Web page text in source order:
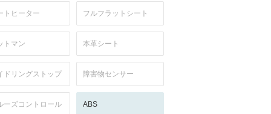
トヒーター フルフラットシート
トマン 本革シート
ドリングストップ 障害物センサー
ーズコントロール ABS